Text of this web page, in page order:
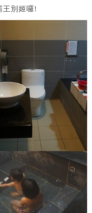
王別姬囉!